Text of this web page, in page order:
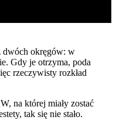
dwóch okręgów: w
Gdy je otrzyma, poda
rzeczywisty rozkład
na której miały zostać
tak się nie stało.